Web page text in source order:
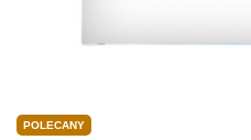
POLECANY